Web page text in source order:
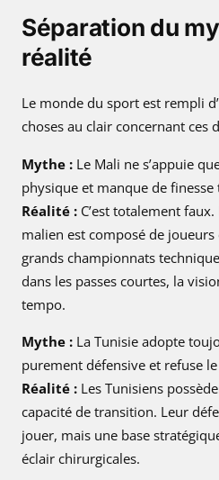
Séparation du
réalité
Le monde du sport est rempli
choses au clair concernant ces
Mythe : Le Mali ne s’appuie
physique et manque de finesse
Réalité : C’est totalement
malien est composé de
grands championnats
dans les passes courtes, la
tempo.
Mythe : La Tunisie adopte
purement défensive et refuse
Réalité : Les Tunisiens
capacité de transition. Leur
jouer, mais une base
éclair chirurgicales.